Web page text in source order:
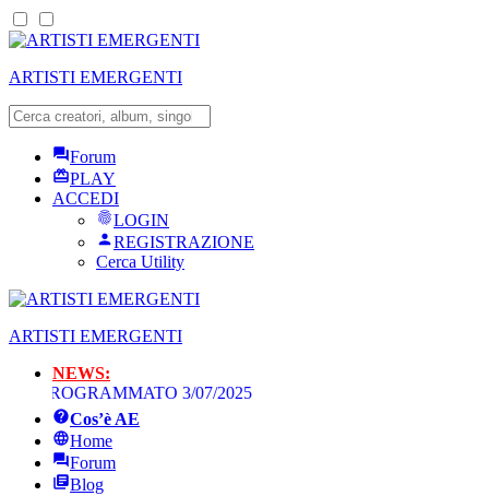
ARTISTI EMERGENTI
Forum
PLAY
ACCEDI
LOGIN
REGISTRAZIONE
Cerca Utility
ARTISTI EMERGENTI
NEWS:
PROGRAMMATO 3/07/2025
Cos’è AE
Home
Forum
Blog